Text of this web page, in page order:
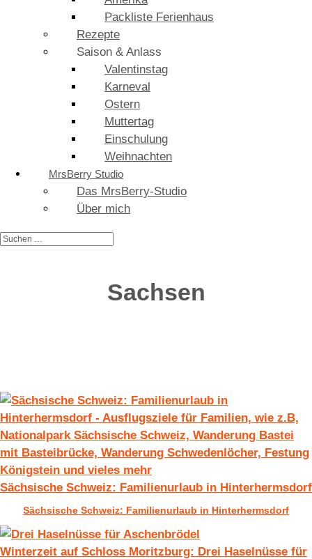
Packliste Ferienhaus
Rezepte
Saison & Anlass
Valentinstag
Karneval
Ostern
Muttertag
Einschulung
Weihnachten
MrsBerry Studio
Das MrsBerry-Studio
Über mich
Sachsen
Sächsische Schweiz: Familienurlaub in Hinterhermsdorf
Sächsische Schweiz: Familienurlaub in Hinterhermsdorf
Winterzeit auf Schloss Moritzburg: Drei Haselnüsse für